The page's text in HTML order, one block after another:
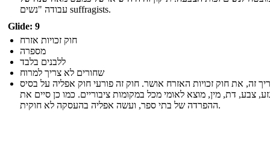
עבודה "נשים suffragists.
Glide: 9
חוק זכויות אזרח
מספרה
ללבנים בלבד
שחורים לא צריך למרוח
זה, את חוק זכויות האזרח אושר. חוק זה פורעי חוק אפליה על בסיס
צבע, דת, מין, מוצא לאומי מכל במקומות ציבוריים. כמו כן סיים את
ההפרדה של בתי ספר, ועשה אפליה בהעסקה לא חוקית.